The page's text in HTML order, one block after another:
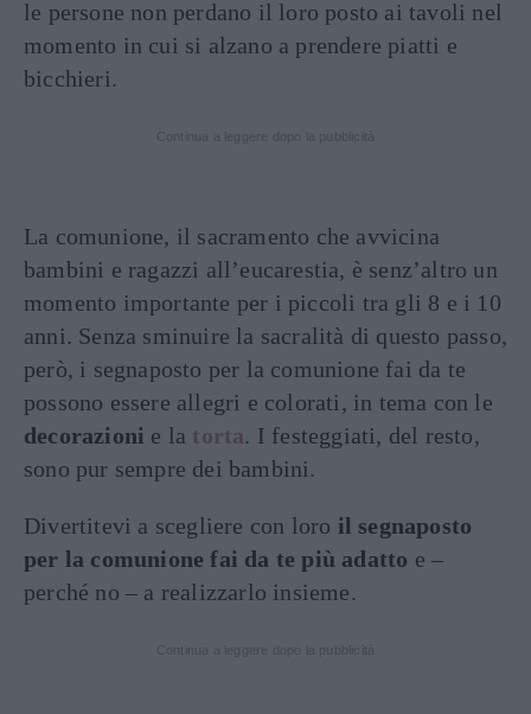
le persone non perdano il loro posto ai tavoli nel
momento in cui si alzano a prendere piatti e
bicchieri.
La comunione, il sacramento che avvicina
bambini e ragazzi all’eucarestia, è senz’altro un
momento importante per i piccoli tra gli 8 e i 10
anni. Senza sminuire la sacralità di questo passo,
però, i segnaposto per la comunione fai da te
possono essere allegri e colorati, in tema con le
decorazioni e la torta. I festeggiati, del resto,
sono pur sempre dei bambini.
Divertitevi a scegliere con loro il segnaposto
per la comunione fai da te più adatto e –
perché no – a realizzarlo insieme.